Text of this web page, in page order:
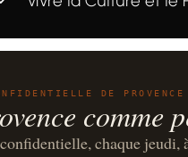
DE PROVENCE
comme
chaque jeudi,